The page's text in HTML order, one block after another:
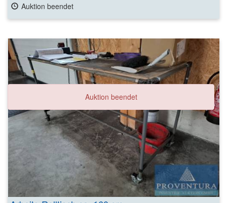
Auktion beendet
Auktion beendet